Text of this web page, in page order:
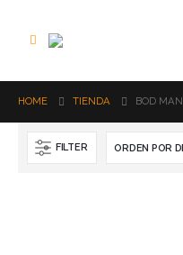
HOME TIENDA BOD MAN
FILTER